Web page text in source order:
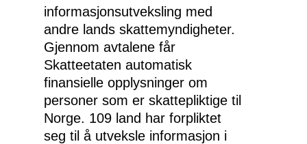
informasjonsutveksling med
andre lands skattemyndigheter.
Gjennom avtalene får
Skatteetaten automatisk
finansielle opplysninger om
personer som er skattepliktige til
Norge. 109 land har forpliktet
seg til å utveksle informasjon i